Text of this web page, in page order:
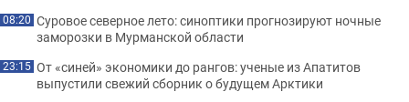
08:20 Суровое северное лето: синоптики прогнозируют ночные
заморозки в Мурманской области
23:15 От «синей» экономики до рангов: ученые из Апатитов
выпустили свежий сборник о будущем Арктики